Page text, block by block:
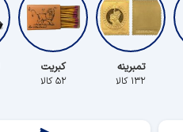
تمبرینه
۱۳۲ کالا
کبریت
۵۲ کالا